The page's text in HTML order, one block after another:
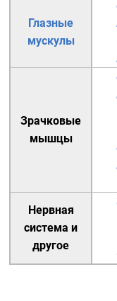
Глазные
мускулы
Зрачковые
мышцы
Нервная
система и
другое